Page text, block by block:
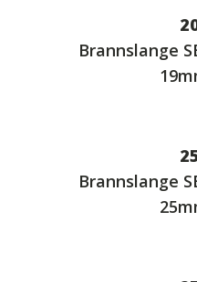
Brannslange
Brannslange